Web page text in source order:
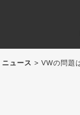
ニュース > VWの問題